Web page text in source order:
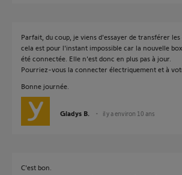
Parfait, du coup, je viens d'essayer de transférer
cela est pour l'instant impossible car la nouvelle
été connectée. Elle n'est donc en plus pas à jour.
Pourriez-vous la connecter électriquement et à
Bonne journée.
Gladys B. il y a environ 10 ans
C'est bon.